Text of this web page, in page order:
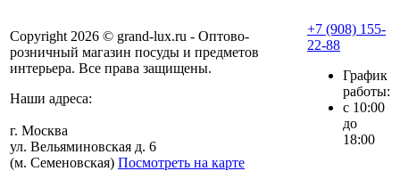
Copyright 2026 © grand-lux.ru - Оптово-
розничный магазин посуды и предметов
интерьера. Все права защищены.
Наши адреса:
г. Москва
ул. Вельяминовская д. 6
(м. Семеновская) Посмотреть на карте
+7 (908) 155-
22-88
График
работы:
с 10:00
до
18:00